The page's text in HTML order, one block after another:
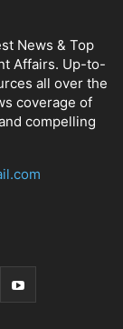
News & Top
Affairs. Up-to-
all over the
coverage of
compelling